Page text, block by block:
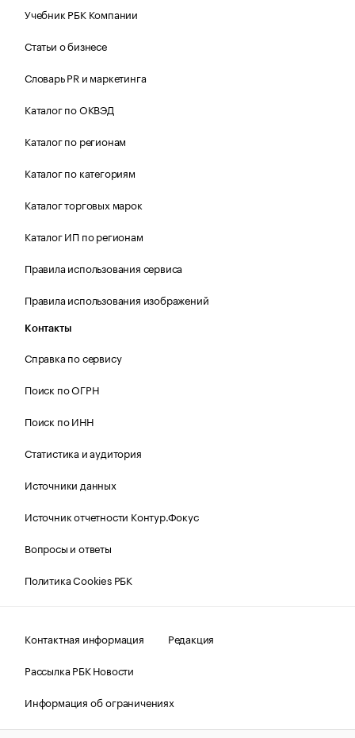
Учебник РБК Компании
Статьи о бизнесе
Словарь PR и маркетинга
Каталог по ОКВЭД
Каталог по регионам
Каталог по категориям
Каталог торговых марок
Каталог ИП по регионам
Правила использования сервиса
Правила использования изображений
Контакты
Справка по сервису
Поиск по ОГРН
Поиск по ИНН
Статистика и аудитория
Источники данных
Источник отчетности Контур.Фокус
Вопросы и ответы
Политика Cookies РБК
Контактная информация
Редакция
Рассылка РБК Новости
Информация об ограничениях
Правовая информация
О соблюдении авторских прав